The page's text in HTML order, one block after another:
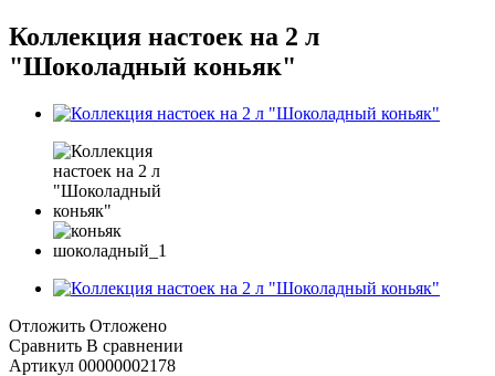
Коллекция настоек на 2 л
"Шоколадный коньяк"
Отложить Отложено
Сравнить В сравнении
Артикул 00000002178